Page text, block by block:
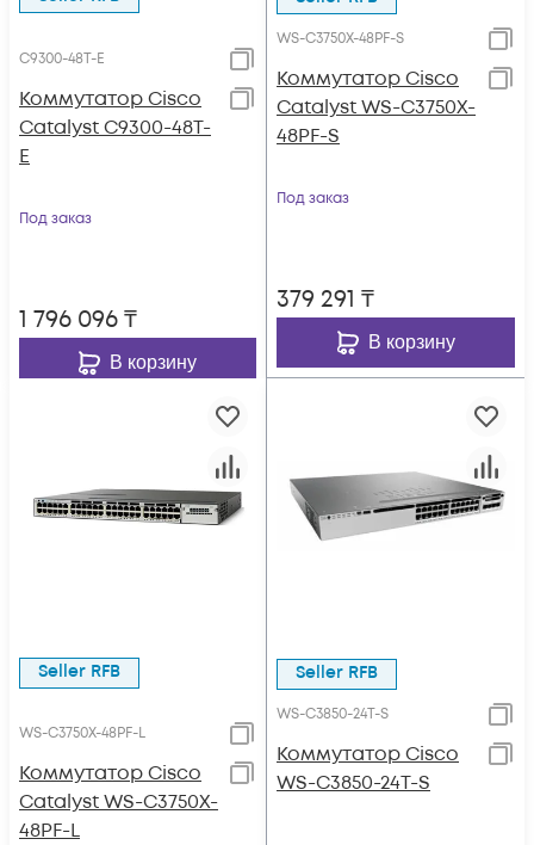
C9300-48T-E
Коммутатор Cisco
Catalyst C9300-48T-
E
Под заказ
1 796 096₸
В корзину
WS-C3750X-48PF-S
Коммутатор Cisco
Catalyst WS-C3750X-
48PF-S
Под заказ
379 291 ₸
В корзину
Seller RFB
WS-C3750X-48PF-L
Коммутатор Cisco
Catalyst WS-C3750X-
48PF-L
Seller RFB
WS-C3850-24T-S
Коммутатор Cisco
WS-C3850-24T-S